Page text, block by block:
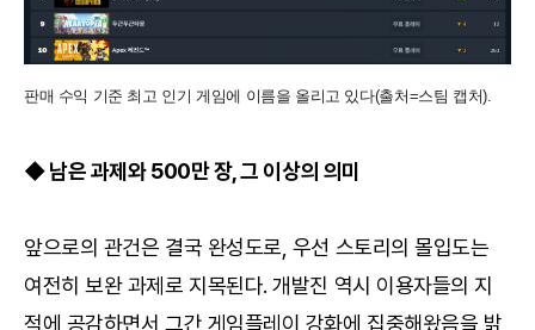
판매 수익 기준 최고 인기 게임에 이름을 올리고 있다(출처=스팀 캡처).
◆ 남은 과제와 500만 장, 그 이상의 의미
앞으로의 관건은 결국 완성도로, 우선 스토리의 몰입도는
여전히 보완 과제로 지목된다. 개발진 역시 이용자들의 지
적에 공감하면서 그간 게임플레이 강화에 집중해왔음을 밝